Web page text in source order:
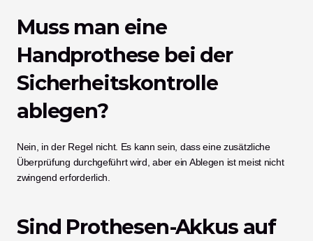
Muss man eine
Handprothese bei der
Sicherheitskontrolle
ablegen?
Nein, in der Regel nicht. Es kann sein, dass eine zusätzliche
Überprüfung durchgeführt wird, aber ein Ablegen ist meist nicht
zwingend erforderlich.
Sind Prothesen-Akkus auf